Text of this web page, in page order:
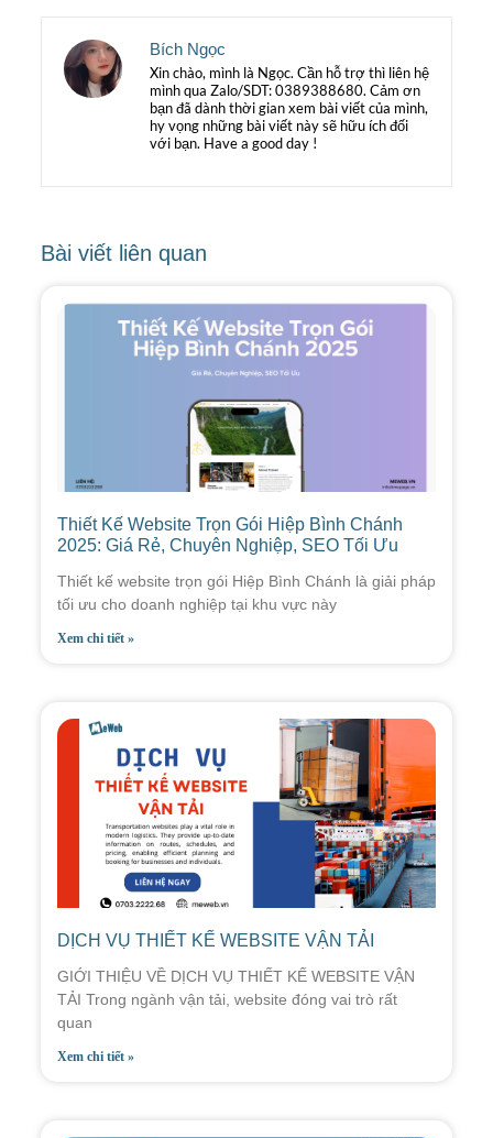
Bích Ngọc
Xin chào, mình là Ngọc. Cần hỗ trợ thì liên hệ
mình qua Zalo/SDT: 0389388680. Cảm ơn
bạn đã dành thời gian xem bài viết của mình,
hy vọng những bài viết này sẽ hữu ích đối
với bạn. Have a good day !
Bài viết liên quan
Thiết Kế Website Trọn Gói Hiệp Bình Chánh
2025: Giá Rẻ, Chuyên Nghiệp, SEO Tối Ưu
Thiết kế website trọn gói Hiệp Bình Chánh là giải pháp
tối ưu cho doanh nghiệp tại khu vực này
Xem chi tiết »
DỊCH VỤ THIẾT KẾ WEBSITE VẬN TẢI
GIỚI THIỆU VỀ DỊCH VỤ THIẾT KẾ WEBSITE VẬN
TẢI Trong ngành vận tải, website đóng vai trò rất
quan
Xem chi tiết »